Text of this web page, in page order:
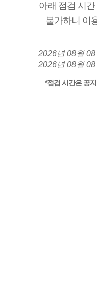
아래 점검 시간
불가하니 이
2026년 08월
2026년 08월
*점검 시간은 공